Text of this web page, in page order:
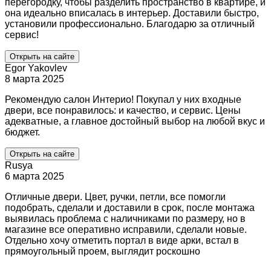
она идеально вписалась в интерьер. Доставили быстро,
установили профессионально. Благодарю за отличный
сервис!
Открыть на сайте
Egor Yakovlev
8 марта 2025
Рекомендую салон Интерио! Покупал у них входные
двери, все понравилось: и качество, и сервис. Цены
адекватные, а главное достойный выбор на любой вкус и
бюджет.
Открыть на сайте
Rusya
6 марта 2025
Отличные двери. Цвет, ручки, петли, все помогли
подобрать, сделали и доставили в срок, после монтажа
выявилась проблема с наличниками по размеру, но в
магазине все оперативно исправили, сделали новые.
Отдельно хочу отметить портал в виде арки, встал в
прямоугольный проем, выглядит роскошно